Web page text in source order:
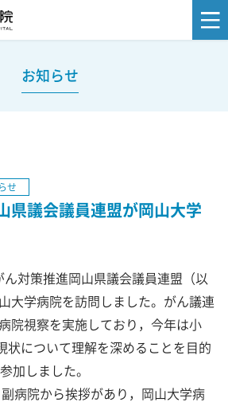
お知らせ
せ
県議会議員連盟が岡山大学
対策推進岡山県議会議員連盟（以
大学病院を訪問しました。がん議連
院視察を実施しており，今年は小
状について理解を深めることを目的
加しました。
病院から挨拶があり，岡山大学病